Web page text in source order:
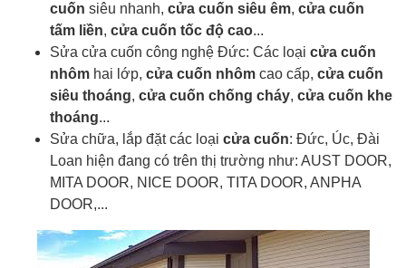
cuốn siêu nhanh, cửa cuốn siêu êm, cửa cuốn
tấm liền, cửa cuốn tốc độ cao...
Sửa cửa cuốn công nghệ Đức: Các loại cửa cuốn
nhôm hai lớp, cửa cuốn nhôm cao cấp, cửa cuốn
siêu thoáng, cửa cuốn chống cháy, cửa cuốn khe
thoáng...
Sửa chữa, lắp đặt các loại cửa cuốn: Đức, Úc, Đài
Loan hiện đang có trên thị trường như: AUST DOOR,
MITA DOOR, NICE DOOR, TITA DOOR, ANPHA
DOOR,...